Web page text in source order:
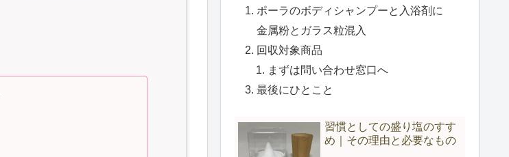
ポーラのボディシャンプーと入浴剤に
金属粉とガラス粒混入
回収対象商品
まずは問い合わせ窓口へ
最後にひとこと
習慣としての盛り塩のすす
め｜その理由と必要なもの